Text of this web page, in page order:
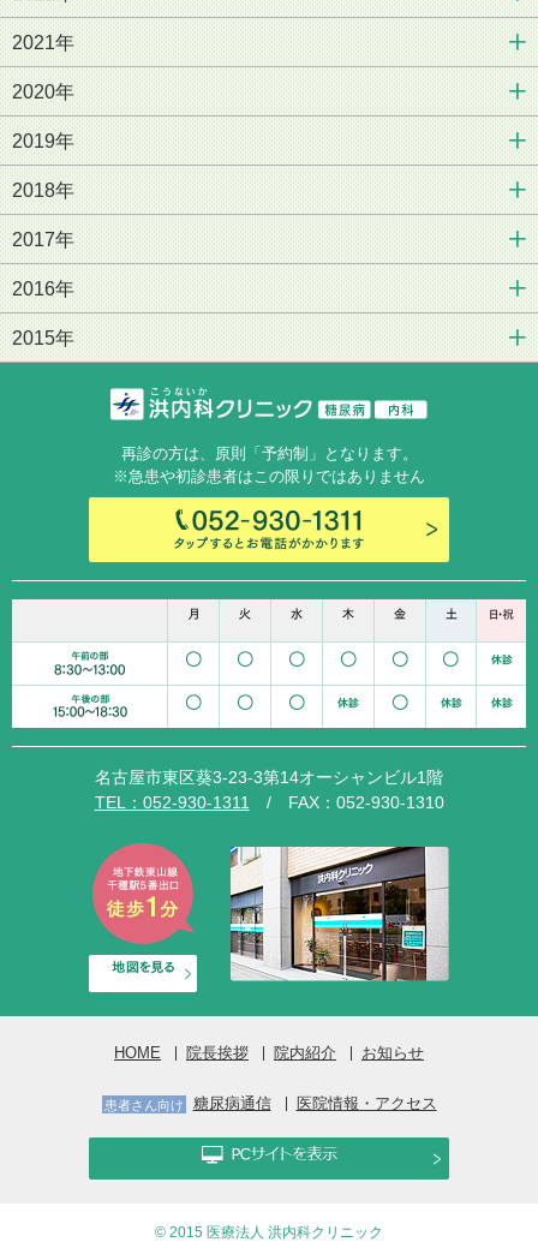
2021年
2020年
2019年
2018年
2017年
2016年
2015年
再診の方は、原則「予約制」となります。
※急患や初診患者はこの限りではありません
名古屋市東区葵3-23-3第14オーシャンビル1階
TEL：052-930-1311
/ FAX：052-930-1310
HOME 院長挨拶 院内紹介 お知らせ
患者さん向け 糖尿病通信 医院情報・アクセス
© 2015 医療法人 洪内科クリニック